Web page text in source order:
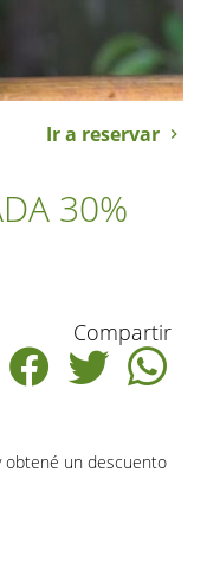
Ir a reservar
30%
Compartir
obtené un descuento